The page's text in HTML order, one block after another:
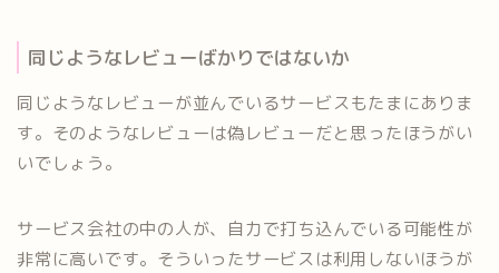
同じようなレビューばかりではないか
同じようなレビューが並んでいるサービスもたまにありま
す。そのようなレビューは偽レビューだと思ったほうがい
いでしょう。
サービス会社の中の人が、自力で打ち込んでいる可能性が
非常に高いです。そういったサービスは利用しないほうが